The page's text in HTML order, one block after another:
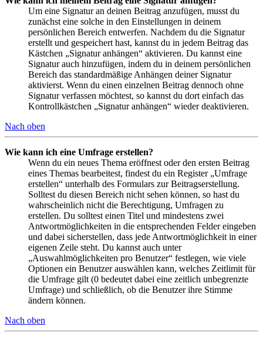
Um eine Signatur an deinen Beitrag anzufügen, musst du
zunächst eine solche in den Einstellungen in deinem
persönlichen Bereich entwerfen. Nachdem du die Signatur
erstellt und gespeichert hast, kannst du in jedem Beitrag das
Kästchen „Signatur anhängen“ aktivieren. Du kannst eine
Signatur auch hinzufügen, indem du in deinem persönlichen
Bereich das standardmäßige Anhängen deiner Signatur
aktivierst. Wenn du einen einzelnen Beitrag dennoch ohne
Signatur verfassen möchtest, so kannst du dort einfach das
Kontrollkästchen „Signatur anhängen“ wieder deaktivieren.
Nach oben
Wie kann ich eine Umfrage erstellen?
Wenn du ein neues Thema eröffnest oder den ersten Beitrag
eines Themas bearbeitest, findest du ein Register „Umfrage
erstellen“ unterhalb des Formulars zur Beitragserstellung.
Solltest du diesen Bereich nicht sehen können, so hast du
wahrscheinlich nicht die Berechtigung, Umfragen zu
erstellen. Du solltest einen Titel und mindestens zwei
Antwortmöglichkeiten in die entsprechenden Felder eingeben
und dabei sicherstellen, dass jede Antwortmöglichkeit in einer
eigenen Zeile steht. Du kannst auch unter
„Auswahlmöglichkeiten pro Benutzer“ festlegen, wie viele
Optionen ein Benutzer auswählen kann, welches Zeitlimit für
die Umfrage gilt (0 bedeutet dabei eine zeitlich unbegrenzte
Umfrage) und schließlich, ob die Benutzer ihre Stimme
ändern können.
Nach oben